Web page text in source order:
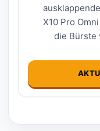
X10 Pro
die Bürste